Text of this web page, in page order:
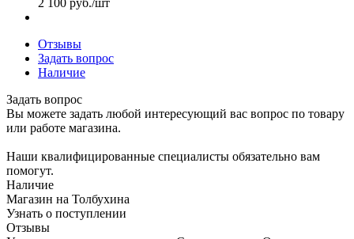
2 100 руб./шт
Отзывы
Задать вопрос
Наличие
Задать вопрос
Вы можете задать любой интересующий вас вопрос по товару
или работе магазина.
Наши квалифицированные специалисты обязательно вам
помогут.
Наличие
Магазин на Толбухина
Узнать о поступлении
Отзывы